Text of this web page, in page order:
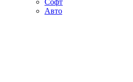
Софт
Авто